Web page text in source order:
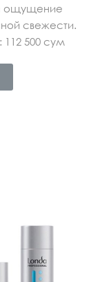
ощущение
свежести.
500 сум